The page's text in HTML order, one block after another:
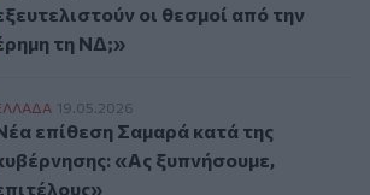
οι θεσμοί από την
τη ΝΔ;»
επίθεση Σαμαρά κατά της
19.05.2026
επίθεση Σαμαρά κατά της
«Ας ξυπνήσουμε,